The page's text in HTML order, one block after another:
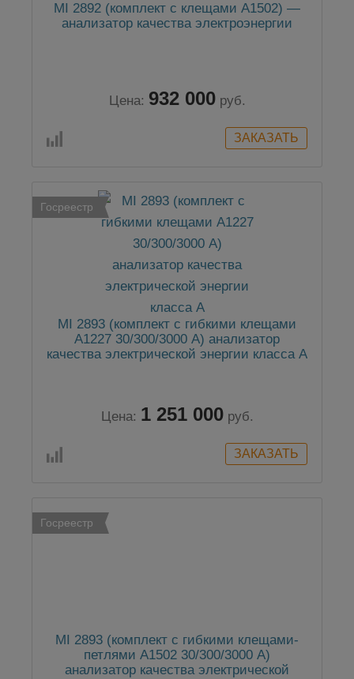
MI 2892 (комплект с клещами А1502) —
анализатор качества электроэнергии
Цена: 932 000 руб.
Госреестр
MI 2893 (комплект с гибкими клещами
А1227 30/300/3000 А) анализатор
качества электрической энергии класса А
Цена: 1 251 000 руб.
Госреестр
MI 2893 (комплект с гибкими клещами-
петлями А1502 30/300/3000 А)
анализатор качества электрической